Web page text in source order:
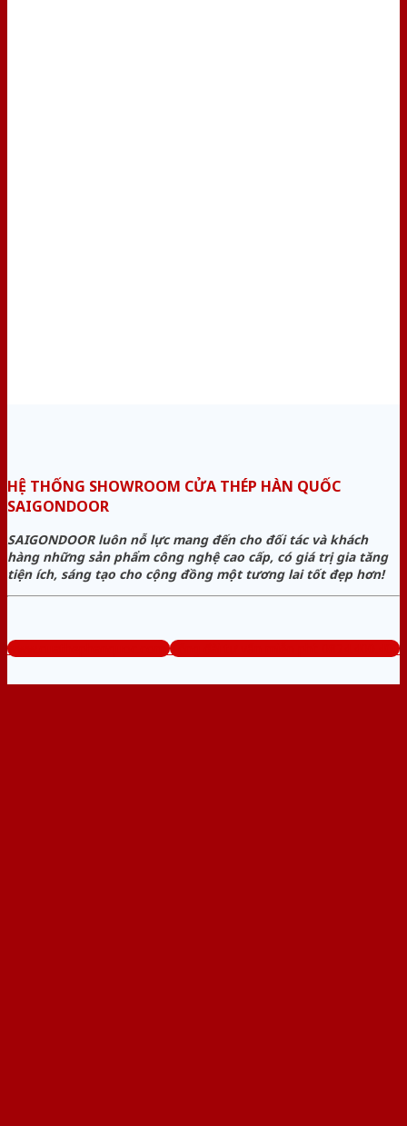
HỆ THỐNG SHOWROOM CỬA THÉP HÀN QUỐC
SAIGONDOOR
SAIGONDOOR luôn nỗ lực mang đến cho đối tác và khách
hàng những sản phẩm công nghệ cao cấp, có giá trị gia tăng
tiện ích, sáng tạo cho cộng đồng một tương lai tốt đẹp hơn!
www.cuathephanquoc.com Tổng đài tư vấn miễn phí: 0824.400.400